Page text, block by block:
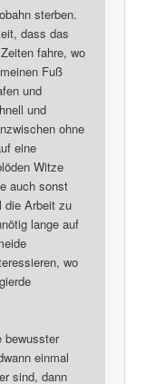
sterben.
dass das
fahre, wo
Fuß
und
und
ohne
eine
Witze
auch sonst
die Arbeit zu
lange auf
wo
bewusster
einmal
sind, dann